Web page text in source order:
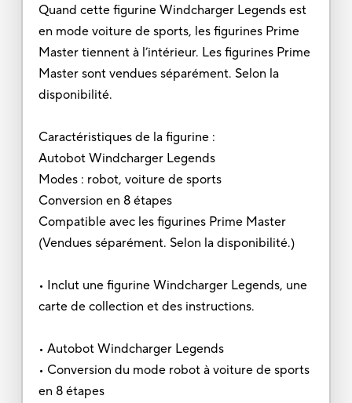
Quand cette figurine Windcharger Legends est
en mode voiture de sports, les figurines Prime
Master tiennent à l’intérieur. Les figurines Prime
Master sont vendues séparément. Selon la
disponibilité.
Caractéristiques de la figurine :
Autobot Windcharger Legends
Modes : robot, voiture de sports
Conversion en 8 étapes
Compatible avec les figurines Prime Master
(Vendues séparément. Selon la disponibilité.)
• Inclut une figurine Windcharger Legends, une
carte de collection et des instructions.
• Autobot Windcharger Legends
• Conversion du mode robot à voiture de sports
en 8 étapes